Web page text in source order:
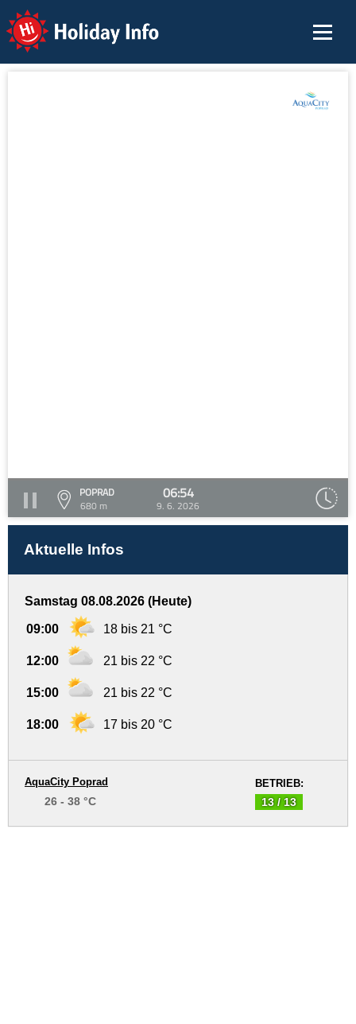
Holiday Info
POPRAD
680 m
06:54
9. 6. 2026
Aktuelle Infos
Samstag 08.08.2026 (Heute)
09:00 18 bis 21 °C
12:00 21 bis 22 °C
15:00 21 bis 22 °C
18:00 17 bis 20 °C
BETRIEB:
13 / 13
AquaCity Poprad
26 - 38 °C